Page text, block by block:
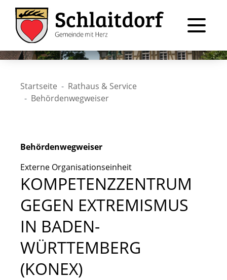
Startseite
Rathaus & Service
Behördenwegweiser
Behördenwegweiser
Externe Organisationseinheit
KOMPETENZZENTRUM
GEGEN EXTREMISMUS
IN BADEN-
WÜRTTEMBERG
(KONEX)